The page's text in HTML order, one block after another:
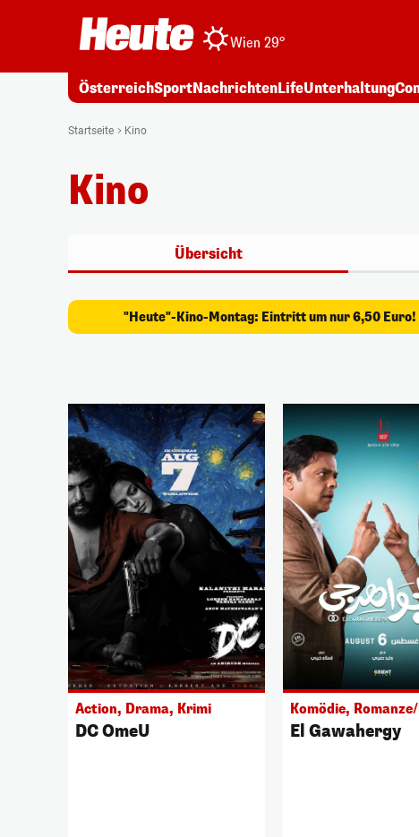
Wien 29°
ÖsterreichSportNachrichtenLifeUnterhaltung
Startseite Kino
Kino
Übersicht
"Heute"-Kino-Montag: Eintritt um nur 6,50 Euro!
Action, Drama, Krimi
DC OmeU
Komödie,
El Gawahergy